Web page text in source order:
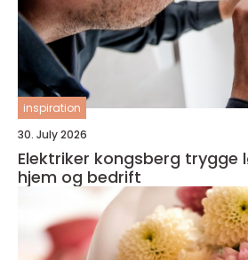
inspiration
30. July 2026
Elektriker kongsberg trygge løsninger for
hjem og bedrift